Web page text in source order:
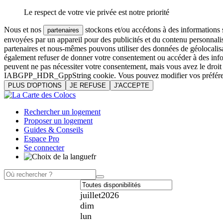
Le respect de votre vie privée est notre priorité
Nous et nos partenaires
stockons et/ou accédons à des
envoyées par un appareil pour des publicités et du contenu
partenaires et nous-mêmes pouvons utiliser des données de
également refuser de donner votre consentement ou accéder à des
peuvent ne pas nécessiter votre consentement, mais vous avez le
IABGPP_HDR_GppString cookie. Vous pouvez modifier vos
PLUS D'OPTIONS JE REFUSE J'ACCEPTE
Rechercher un logement
Proposer un logement
Guides & Conseils
Espace Pro
Se connecter
fr
juillet2026
dim
lun